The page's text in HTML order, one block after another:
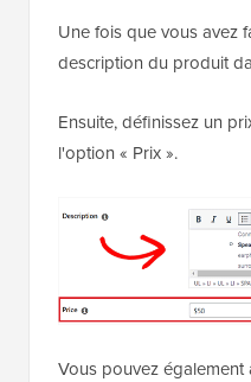
Une fois que vous avez
description du produit
Ensuite, définissez un
l'option « Prix ».
Vous pouvez